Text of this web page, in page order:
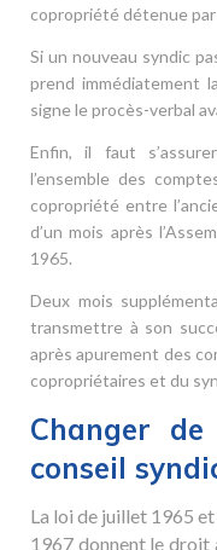
copropriété détenue
Si un nouveau syndic
prend immédiatement
signe le procès-verbal
Enfin, il faut
l’ensemble des
copropriété entre
d’un mois après
1965.
Deux mois
transmettre à son
après apurement des
copropriétaires et du
Changer
conseil
La loi de juillet 1965
1967 donnent le droit